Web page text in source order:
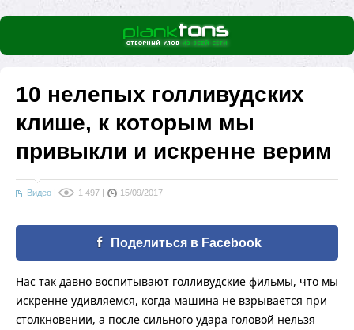
10 нелепых голливудских
клише, к которым мы
привыкли и искренне верим
Видео | 1 497 | 15/09/2017
Поделиться в Facebook
Нас так давно воспитывают голливудские фильмы, что мы
искренне удивляемся, когда машина не взрывается при
столкновении, а после сильного удара головой нельзя